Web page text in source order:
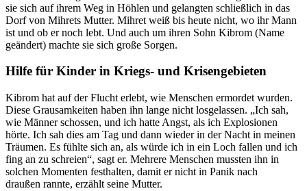
sie sich auf ihrem Weg in Höhlen und gelangten schließlich in das
Dorf von Mihrets Mutter. Mihret weiß bis heute nicht, wo ihr Mann
ist und ob er noch lebt. Und auch um ihren Sohn Kibrom (Name
geändert) machte sie sich große Sorgen.
Hilfe für Kinder in Kriegs- und Krisengebieten
Kibrom hat auf der Flucht erlebt, wie Menschen ermordet wurden.
Diese Grausamkeiten haben ihn lange nicht losgelassen. „Ich sah,
wie Männer schossen, und ich hatte Angst, als ich Explosionen
hörte. Ich sah dies am Tag und dann wieder in der Nacht in meinen
Träumen. Es fühlte sich an, als würde ich in ein Loch fallen und ich
fing an zu schreien“, sagt er. Mehrere Menschen mussten ihn in
solchen Momenten festhalten, damit er nicht in Panik nach
draußen rannte, erzählt seine Mutter.